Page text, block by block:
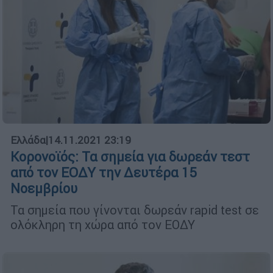
Ελλάδα|14.11.2021 23:19
Koρονοϊός: Τα σημεία για δωρεάν τεστ
από τον ΕΟΔΥ την Δευτέρα 15
Νοεμβρίου
Τα σημεία που γίνονται δωρεάν rapid test σε
ολόκληρη τη χώρα από τον ΕΟΔΥ